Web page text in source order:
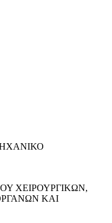
ΧΕΙΡΟΥΡΓΙΚΩΝ,
ΚΑΙ